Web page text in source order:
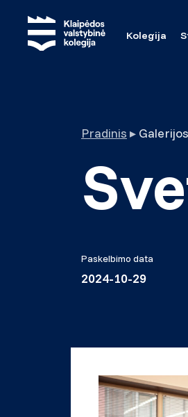
Kolegija
Pradinis ▸ Galerijos
Paskelbimo data
2024-10-29